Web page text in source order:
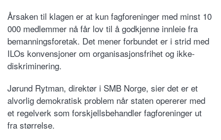
Årsaken til klagen er at kun fagforeninger med minst 10
000 medlemmer nå får lov til å godkjenne innleie fra
bemanningsforetak. Det mener forbundet er i strid med
ILOs konvensjoner om organisasjonsfrihet og ikke-
diskriminering.
Jørund Rytman, direktør i SMB Norge, sier det er et
alvorlig demokratisk problem når staten opererer med
et regelverk som forskjellsbehandler fagforeninger ut
fra størrelse.